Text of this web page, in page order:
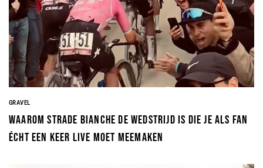
GRAVEL
Waarom Strade Bianche de wedstrijd is die je als fan
écht een keer live moet meemaken